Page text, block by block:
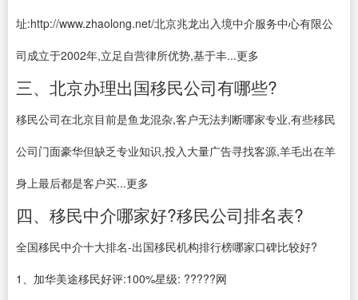
址:http://www.zhaolong.net/北京兆龙出入境中介服务中心有限公
司成立于2002年,立足自营律所优势,基于丰...更多
三、北京办理出国移民公司有哪些?
移民公司在北京目前是鱼龙混杂,客户无法判断哪家专业,有些移民
公司门面豪华但缺乏专业知识,投入大量广告寻找客源,羊毛出在羊
身上最后都是客户买...更多
四、移民中介哪家好?移民公司排名表?
全国移民中介十大排名-出国移民机构排行榜哪家口碑比较好?
1、加华美途移民好评:100%星级: ?????网